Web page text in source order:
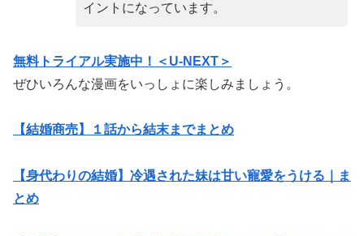
イントになっています。
無料トライアル実施中！＜U-NEXT＞
ぜひいろんな漫画をいっしょに楽しみましょう。
【結婚商売】１話から結末までまとめ
【身代わりの結婚】冷遇された妹は甘い寵愛をうける｜ま
とめ